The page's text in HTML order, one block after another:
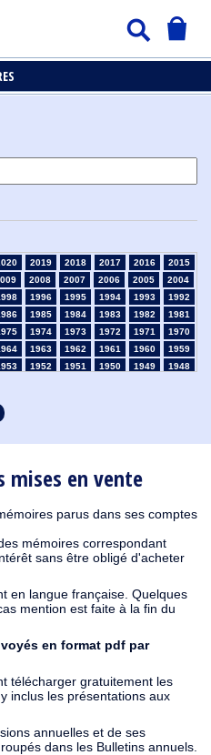
mises en vente
parus dans ses comptes
mémoires correspondant
sans être obligé d'acheter
en langue française. Quelques
mention est faite à la fin du
en format pdf par
télécharger gratuitement les
inclus les présentations aux
annuelles et de ses
dans les Bulletins annuels.
2019 2018 2017 2016
2015
2008 2007 2006 2005
2004
1996 1995 1994 1993
1992
1985 1984 1983 1982
1981
1974 1973 1972 1971
1970
1963 1962 1961 1960
1959
1952 1951 1950 1949
1948